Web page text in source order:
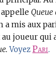
Queue
a mis aux
joueur qui
Voyez Pari.